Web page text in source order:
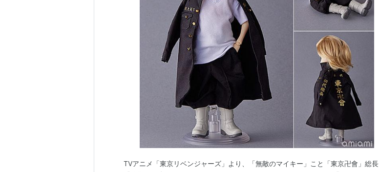
TVアニメ「東京リベンジャーズ」より、「無敵のマイキー」こと「東京卍會」総長